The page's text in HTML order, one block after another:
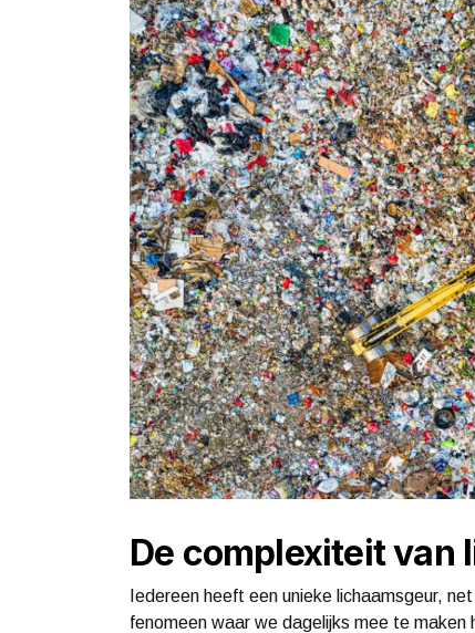
De complexiteit van
Iedereen heeft een unieke lichaamsgeur,
fenomeen waar we dagelijks mee te